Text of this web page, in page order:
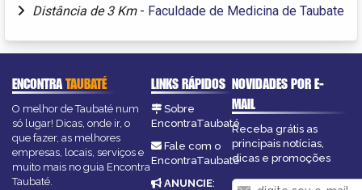
Distância de 3 Km - Faculdade de Medicina de Taubate
ENCONTRATAUBATÉ
O melhor de Taubaté num
só lugar! Dicas, onde ir, o
que fazer, as melhores
empresas, locais, serviços e
muito mais no guia Encontra
Taubaté.
LINKS RÁPIDOS
Sobre
EncontraTaubaté
Fale com o
EncontraTaubaté
ANUNCIE:
NOVIDADES POR E-
MAIL
Receba grátis as
principais notícias,
dicas e promoções